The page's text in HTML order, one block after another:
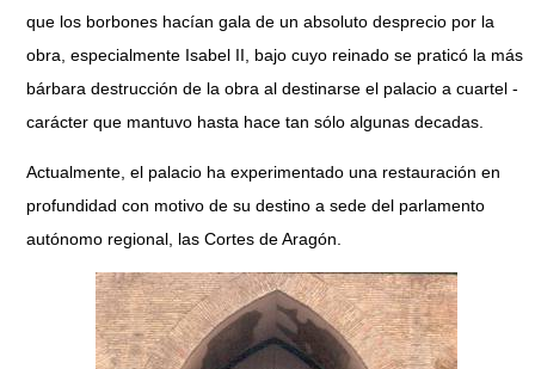
que los borbones hacían gala de un absoluto desprecio por la
obra, especialmente Isabel II, bajo cuyo reinado se praticó la más
bárbara destrucción de la obra al destinarse el palacio a cuartel -
carácter que mantuvo hasta hace tan sólo algunas decadas.
Actualmente, el palacio ha experimentado una restauración en
profundidad con motivo de su destino a sede del parlamento
autónomo regional, las Cortes de Aragón.